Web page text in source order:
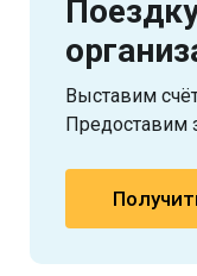
Выставим
Предоставим